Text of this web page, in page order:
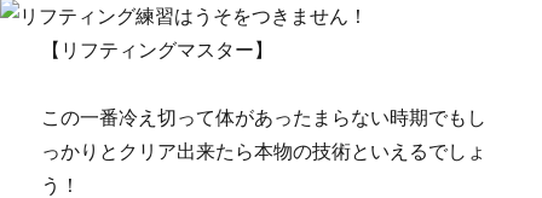
【リフティングマスター】
この一番冷え切って体があったまらない時期でもし
っかりとクリア出来たら本物の技術といえるでしょ
う！